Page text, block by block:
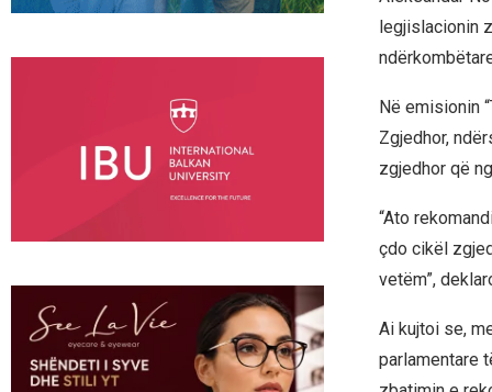
legjislacionin
Në emisionin
Zgjedhor,
zgjedhor që
“Ato
çdo cikël
vetëm”,
Ai kujtoi se,
parlamentare